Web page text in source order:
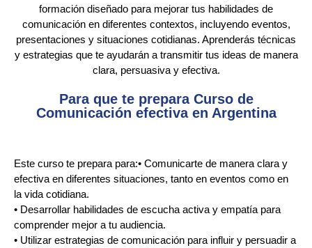
formación diseñado para mejorar tus habilidades de
comunicación en diferentes contextos, incluyendo eventos,
presentaciones y situaciones cotidianas. Aprenderás técnicas
y estrategias que te ayudarán a transmitir tus ideas de manera
clara, persuasiva y efectiva.
Para que te prepara Curso de
Comunicación efectiva en Argentina
Este curso te prepara para:• Comunicarte de manera clara y
efectiva en diferentes situaciones, tanto en eventos como en
la vida cotidiana.
• Desarrollar habilidades de escucha activa y empatía para
comprender mejor a tu audiencia.
• Utilizar estrategias de comunicación para influir y persuadir a